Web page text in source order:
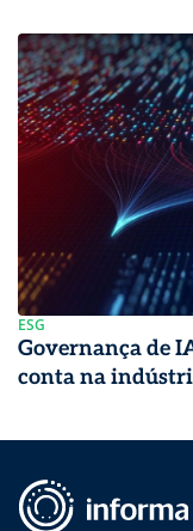
ESG
Governança de
conta na